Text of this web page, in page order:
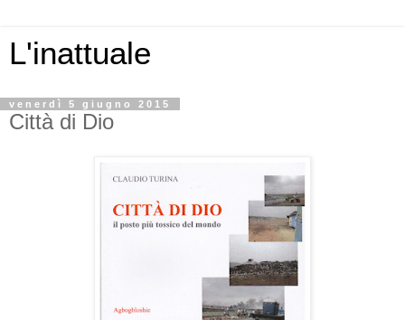
L'inattuale
venerdì 5 giugno 2015
Città di Dio